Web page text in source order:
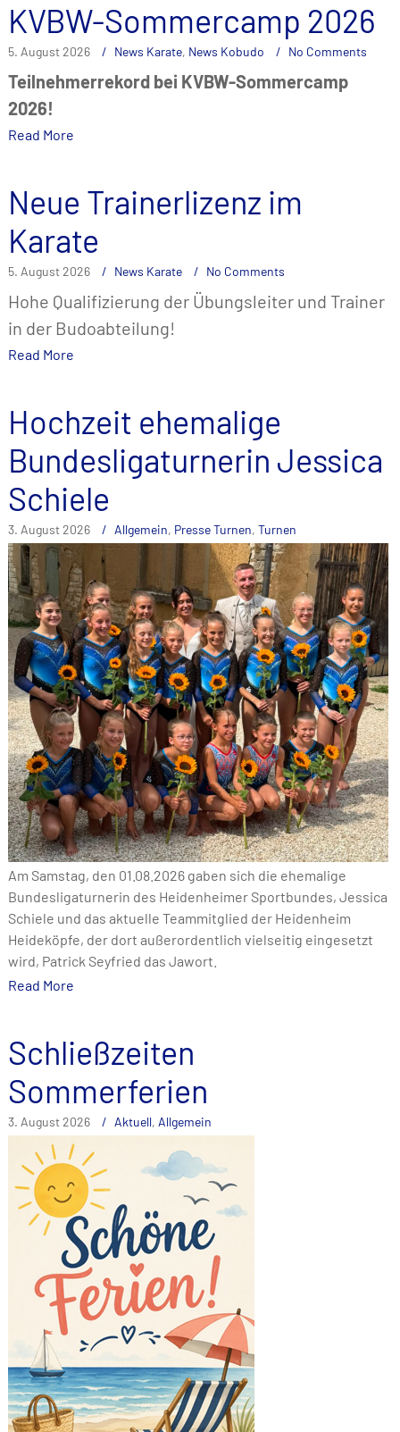
KVBW-Sommercamp 2026
5. August 2026 News Karate, News Kobudo No Comments
Teilnehmerrekord bei KVBW-Sommercamp
2026!
Read More
Neue Trainerlizenz im
Karate
5. August 2026 News Karate No Comments
Hohe Qualifizierung der Übungsleiter und Trainer
in der Budoabteilung!
Read More
Hochzeit ehemalige
Bundesligaturnerin Jessica
Schiele
3. August 2026 Allgemein, Presse Turnen, Turnen
Am Samstag, den 01.08.2026 gaben sich die ehemalige
Bundesligaturnerin des Heidenheimer Sportbundes, Jessica
Schiele und das aktuelle Teammitglied der Heidenheim
Heideköpfe, der dort außerordentlich vielseitig eingesetzt
wird, Patrick Seyfried das Jawort.
Read More
Schließzeiten
Sommerferien
3. August 2026 Aktuell, Allgemein